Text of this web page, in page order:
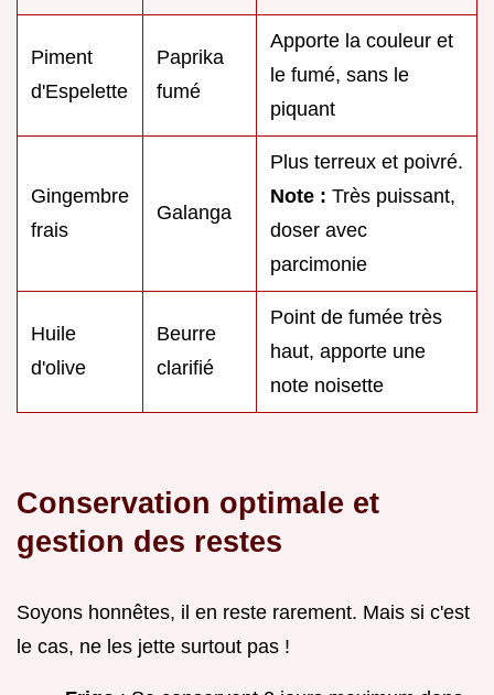
Piment
d'Espelette
Paprika
fumé
Apporte la couleur et
le fumé, sans le
piquant
Gingembre
frais
Galanga
Plus terreux et poivré.
Note : Très puissant,
doser avec
parcimonie
Huile
d'olive
Beurre
clarifié
Point de fumée très
haut, apporte une
note noisette
Conservation optimale et
gestion des restes
Soyons honnêtes, il en reste rarement. Mais si c'est
le cas, ne les jette surtout pas !